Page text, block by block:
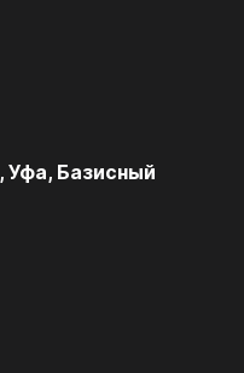
Уфа, Базисный